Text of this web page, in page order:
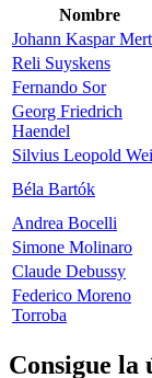
Nombre
Johann Kaspar
Reli Suyskens
Fernando Sor
Georg Friedrich
Haendel
Silvius Leopold
Béla Bartók
Andrea Bocelli
Simone Molinaro
Claude Debussy
Federico Moreno
Torroba
Consigue